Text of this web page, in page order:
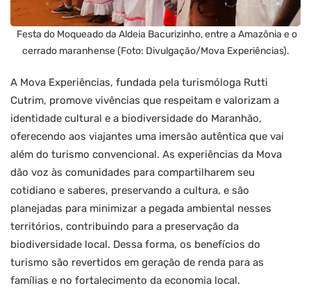
Festa do Moqueado da Aldeia Bacurizinho, entre a Amazônia e o
cerrado maranhense (Foto: Divulgação/Mova Experiências).
A Mova Experiências, fundada pela turismóloga Rutti
Cutrim, promove vivências que respeitam e valorizam a
identidade cultural e a biodiversidade do Maranhão,
oferecendo aos viajantes uma imersão autêntica que vai
além do turismo convencional. As experiências da Mova
dão voz às comunidades para compartilharem seu
cotidiano e saberes, preservando a cultura, e são
planejadas para minimizar a pegada ambiental nesses
territórios, contribuindo para a preservação da
biodiversidade local. Dessa forma, os benefícios do
turismo são revertidos em geração de renda para as
famílias e no fortalecimento da economia local.